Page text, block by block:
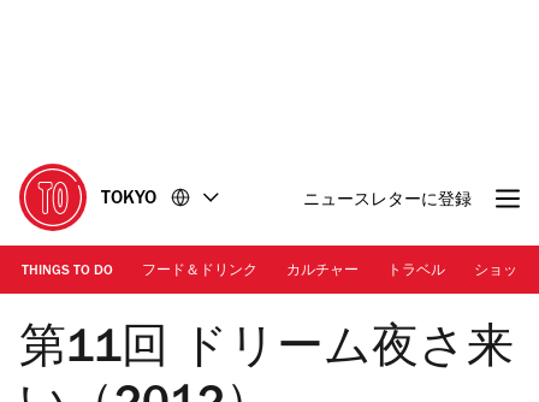
に
移
動
移
動
TOKYO ニュースレターに登録
THINGS TO DO フード＆ドリンク カルチャー トラベル ショッピ
Photo: Dream Yosakoy Odori
第11回 ドリーム夜さ来